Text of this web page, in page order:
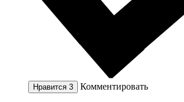
Нравится 3 Комментировать